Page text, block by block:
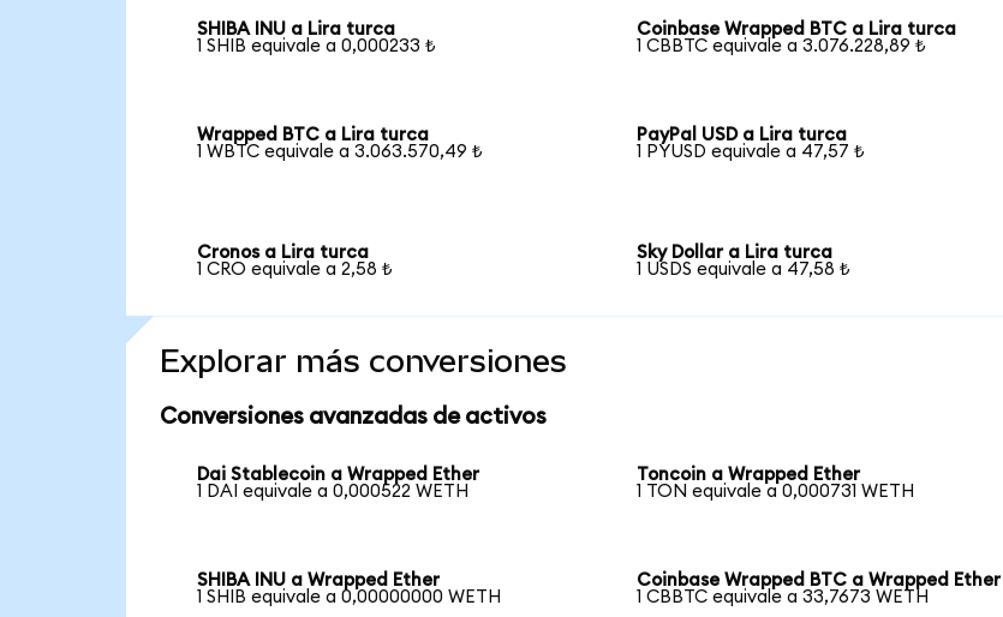
SHIBA INU a Lira turca
1 SHIB equivale a 0,000233 ₺
Coinbase Wrapped BTC a Lira turca
1 CBBTC equivale a 3.076.228,89 ₺
Wrapped BTC a Lira turca
1 WBTC equivale a 3.063.570,49 ₺
PayPal USD a Lira turca
1 PYUSD equivale a 47,57 ₺
Cronos a Lira turca
1 CRO equivale a 2,58 ₺
Sky Dollar a Lira turca
1 USDS equivale a 47,58 ₺
Explorar más conversiones
Conversiones avanzadas de activos
Dai Stablecoin a Wrapped Ether
1 DAI equivale a 0,000522 WETH
Toncoin a Wrapped Ether
1 TON equivale a 0,000731 WETH
SHIBA INU a Wrapped Ether
1 SHIB equivale a 0,00000000 WETH
Coinbase Wrapped BTC a Wrapped Ether
1 CBBTC equivale a 33,7673 WETH